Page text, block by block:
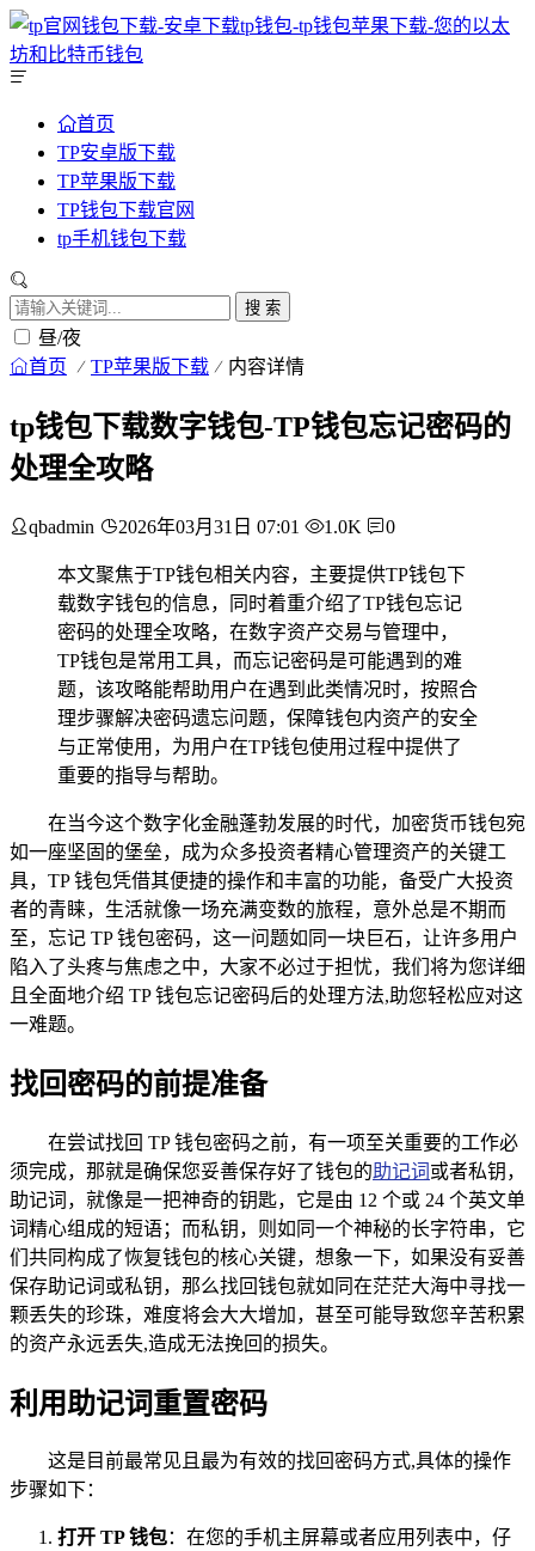
首页
TP安卓版下载
TP苹果版下载
TP钱包下载官网
tp手机钱包下载
搜 索
昼/夜
首页 TP苹果版下载 内容详情
tp钱包下载数字钱包-TP钱包忘记密码的
处理全攻略
qbadmin 2026年03月31日 07:01 1.0K 0
本文聚焦于TP钱包相关内容，主要提供TP钱包下
载数字钱包的信息，同时着重介绍了TP钱包忘记
密码的处理全攻略，在数字资产交易与管理中，
TP钱包是常用工具，而忘记密码是可能遇到的难
题，该攻略能帮助用户在遇到此类情况时，按照合
理步骤解决密码遗忘问题，保障钱包内资产的安全
与正常使用，为用户在TP钱包使用过程中提供了
重要的指导与帮助。
在当今这个数字化金融蓬勃发展的时代，加密货币钱包宛
如一座坚固的堡垒，成为众多投资者精心管理资产的关键工
具，TP 钱包凭借其便捷的操作和丰富的功能，备受广大投资
者的青睐，生活就像一场充满变数的旅程，意外总是不期而
至，忘记 TP 钱包密码，这一问题如同一块巨石，让许多用户
陷入了头疼与焦虑之中，大家不必过于担忧，我们将为您详细
且全面地介绍 TP 钱包忘记密码后的处理方法,助您轻松应对这
一难题。
找回密码的前提准备
在尝试找回 TP 钱包密码之前，有一项至关重要的工作必
须完成，那就是确保您妥善保存好了钱包的助记词 或者私钥，
助记词，就像是一把神奇的钥匙，它是由 12 个或 24 个英文单
词精心组成的短语；而私钥，则如同一个神秘的长字符串，它
们共同构成了恢复钱包的核心关键，想象一下，如果没有妥善
保存助记词或私钥，那么找回钱包就如同在茫茫大海中寻找一
颗丢失的珍珠，难度将会大大增加，甚至可能导致您辛苦积累
的资产永远丢失,造成无法挽回的损失。
利用助记词重置密码
这是目前最常见且最为有效的找回密码方式,具体的操作
步骤如下：
打开 TP 钱包：在您的手机主屏幕或者应用列表中，仔